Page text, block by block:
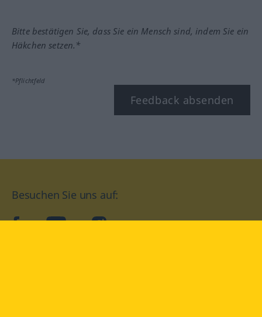
Bitte bestätigen Sie, dass Sie ein Mensch sind, indem Sie ein
Häkchen setzen.*
*Pflichtfeld
Feedback absenden
Besuchen Sie uns auf:
facebookYouTube Instagram